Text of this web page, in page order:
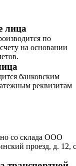
лица
по
на основании
банковским
реквизитам
со склада ООО
проезд, д. 12,